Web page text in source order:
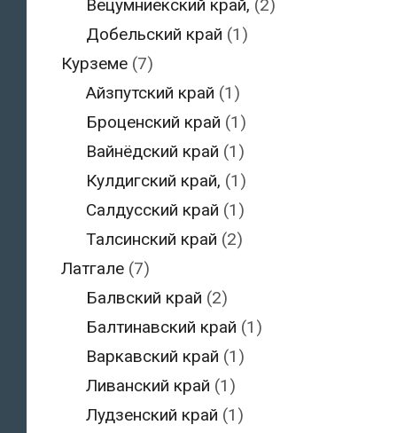
Вецумниекский край, (2)
Добельский край (1)
Курземе(7)
Айзпутский край (1)
Броценский край (1)
Вайнёдский край (1)
Кулдигский край, (1)
Салдусский край (1)
Талсинский край (2)
Латгале(7)
Балвский край (2)
Балтинавский край (1)
Варкавский край (1)
Ливанский край (1)
Лудзенский край (1)